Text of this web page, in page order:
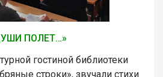
ПОЛЕТ…»
гостиной библиотеки
строки», звучали стихи